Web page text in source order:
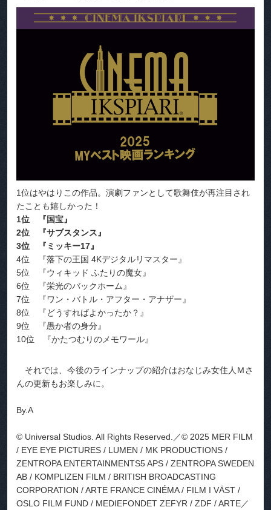
1位はやはりこの作品。演劇ファンとして歌舞伎が再注目され
たことも嬉しかった！
1位 『国宝』
2位 『サブスタンス』
3位 『ミッキー17』
4位 『落下の王国 4Kデジタルリマスター』
5位 『ウィキッド ふたりの魔女』
6位 『栄光のバックホーム』
7位 『ワン・バトル・アフター・アナザー』
8位 『どうすればよかったか？』
9位 『愚か者の身分』
10位 『かたつむりのメモワール』
それでは、今後のラインナップの紹介はおなじみ女住人Ｍさ
んの更新もお楽しみに。
By.A
© Universal Studios. All Rights Reserved.／© 2025 MER FILM
/ EYE EYE PICTURES / LUMEN / MK PRODUCTIONS /
ZENTROPA ENTERTAINMENTS5 APS / ZENTROPA SWEDEN
AB / KOMPLIZEN FILM / BRITISH BROADCASTING
CORPORATION / ARTE FRANCE CINÉMA / FILM I VÄST /
OSLO FILM FUND / MEDIEFONDET ZEFYR / ZDF / ARTE／